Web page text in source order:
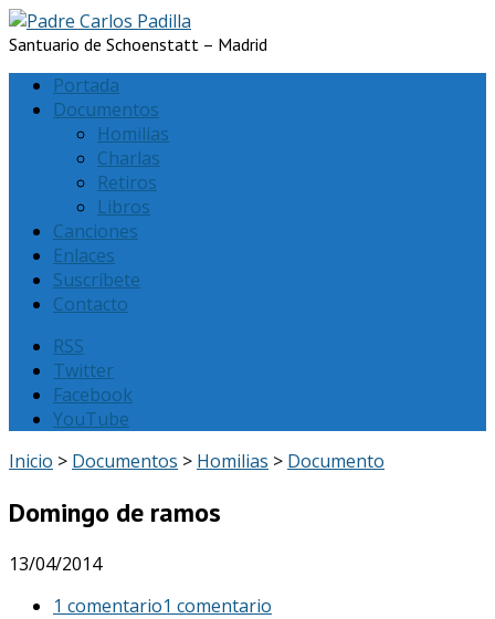
Santuario de Schoenstatt – Madrid
Portada
Documentos
Homilias
Charlas
Retiros
Libros
Canciones
Enlaces
Suscríbete
Contacto
RSS
Twitter
Facebook
YouTube
Inicio > Documentos > Homilias > Documento
Domingo de ramos
13/04/2014
1 comentario1 comentario